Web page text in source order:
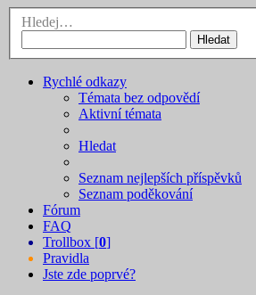
Hledej…
Hledat
Rychlé odkazy
Témata bez odpovědí
Aktivní témata
Hledat
Seznam nejlepších příspěvků
Seznam poděkování
Fórum
FAQ
Trollbox [0]
Pravidla
Jste zde poprvé?